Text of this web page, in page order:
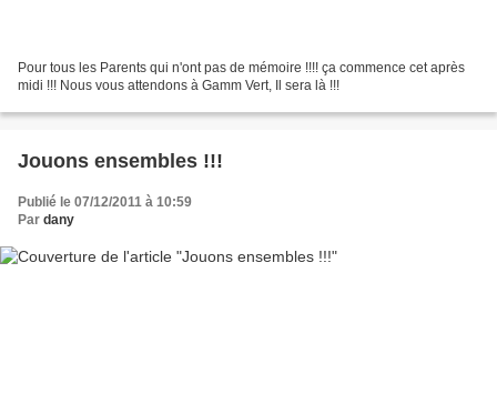
Pour tous les Parents qui n'ont pas de mémoire !!!! ça commence cet après
midi !!! Nous vous attendons à Gamm Vert, Il sera là !!!
Jouons ensembles !!!
Publié le 07/12/2011 à 10:59
Par dany